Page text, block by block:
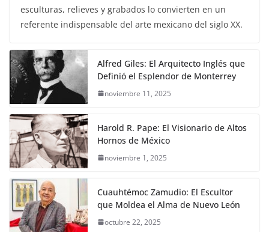
esculturas, relieves y grabados lo convierten en un
referente indispensable del arte mexicano del siglo XX.
Alfred Giles: El Arquitecto Inglés que
Definió el Esplendor de Monterrey
noviembre 11, 2025
Harold R. Pape: El Visionario de Altos
Hornos de México
noviembre 1, 2025
Cuauhtémoc Zamudio: El Escultor
que Moldea el Alma de Nuevo León
octubre 22, 2025